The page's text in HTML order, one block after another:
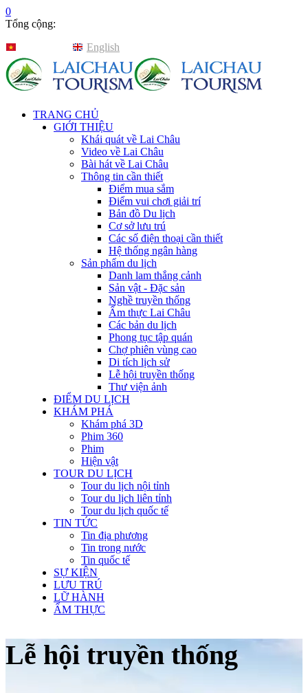
0
Tổng cộng:
English
TRANG CHỦ
GIỚI THIỆU
Khái quát về Lai Châu
Video về Lai Châu
Bài hát về Lai Châu
Thông tin cần thiết
Điểm mua sắm
Điểm vui chơi giải trí
Bản đồ Du lịch
Cơ sở lưu trú
Các số điện thoại cần thiết
Hệ thống ngân hàng
Sản phẩm du lịch
Danh lam thắng cảnh
Sản vật - Đặc sản
Nghề truyền thống
Ẩm thực Lai Châu
Các bản du lịch
Phong tục tập quán
Chợ phiên vùng cao
Di tích lịch sử
Lễ hội truyền thống
Thư viện ảnh
ĐIỂM DU LỊCH
KHÁM PHÁ
Khám phá 3D
Phim 360
Phim
Hiện vật
TOUR DU LỊCH
Tour du lịch nội tỉnh
Tour du lịch liên tỉnh
Tour du lịch quốc tế
TIN TỨC
Tin địa phương
Tin trong nước
Tin quốc tế
SỰ KIỆN
LƯU TRÚ
LỮ HÀNH
ẨM THỰC
Lễ hội truyền thống